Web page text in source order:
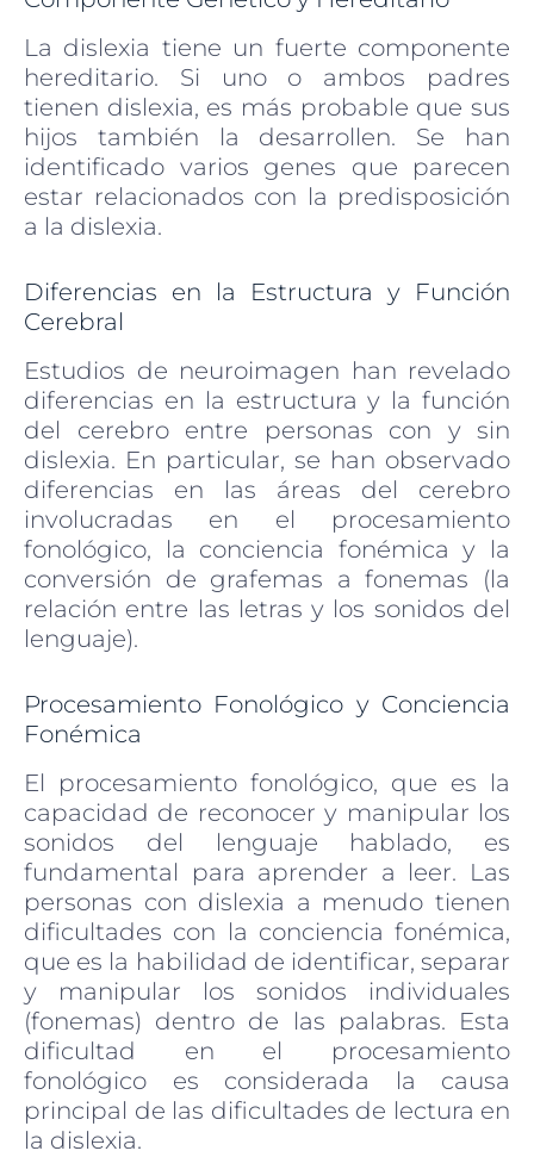
La dislexia tiene un fuerte componente
hereditario. Si uno o ambos padres
tienen dislexia, es más probable que sus
hijos también la desarrollen. Se han
identificado varios genes que parecen
estar relacionados con la predisposición
a la dislexia.
Diferencias en la Estructura y Función
Cerebral
Estudios de neuroimagen han revelado
diferencias en la estructura y la función
del cerebro entre personas con y sin
dislexia. En particular, se han observado
diferencias en las áreas del cerebro
involucradas en el procesamiento
fonológico, la conciencia fonémica y la
conversión de grafemas a fonemas (la
relación entre las letras y los sonidos del
lenguaje).
Procesamiento Fonológico y Conciencia
Fonémica
El procesamiento fonológico, que es la
capacidad de reconocer y manipular los
sonidos del lenguaje hablado, es
fundamental para aprender a leer. Las
personas con dislexia a menudo tienen
dificultades con la conciencia fonémica,
que es la habilidad de identificar, separar
y manipular los sonidos individuales
(fonemas) dentro de las palabras. Esta
dificultad en el procesamiento
fonológico es considerada la causa
principal de las dificultades de lectura en
la dislexia.